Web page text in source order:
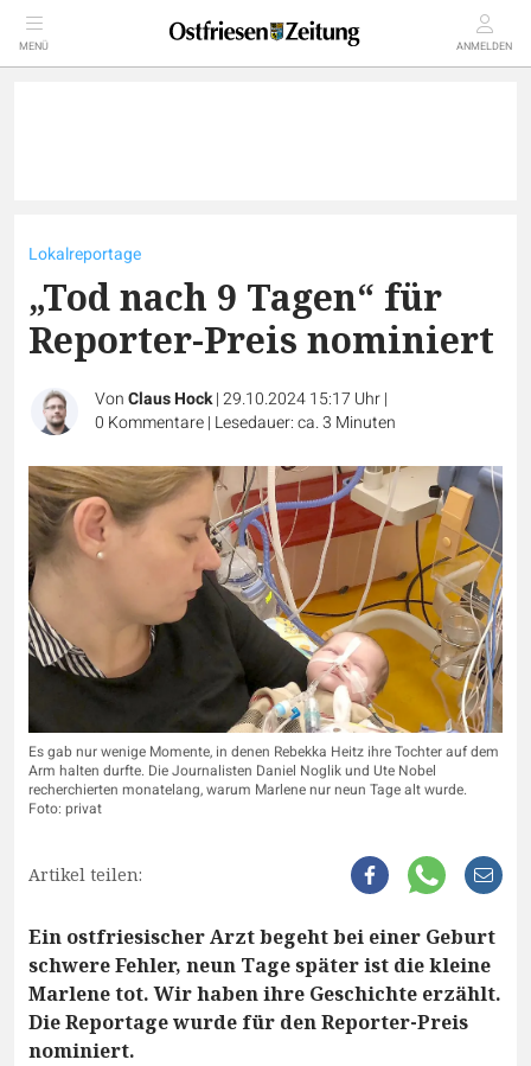
MENÜ ANMELDEN
Lokalreportage
„Tod nach 9 Tagen“ für
Reporter-Preis nominiert
VonClaus Hock|29.10.2024 15:17 Uhr|
0 Kommentare| Lesedauer: ca. 3 Minuten
Es gab nur wenige Momente, in denen Rebekka Heitz ihre Tochter auf dem
Arm halten durfte. Die Journalisten Daniel Noglik und Ute Nobel
recherchierten monatelang, warum Marlene nur neun Tage alt wurde.
Foto: privat
Artikel teilen:
Ein ostfriesischer Arzt begeht bei einer Geburt
schwere Fehler, neun Tage später ist die kleine
Marlene tot. Wir haben ihre Geschichte erzählt.
Die Reportage wurde für den Reporter-Preis
nominiert.